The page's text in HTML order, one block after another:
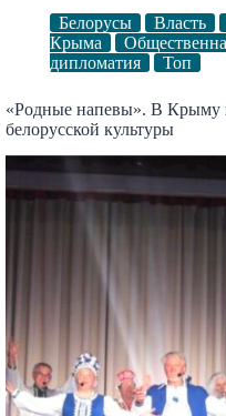
Белорусы Власть
Крыма
дипломатия
Топ
«Родные напевы». В Крыму
белорусской культуры